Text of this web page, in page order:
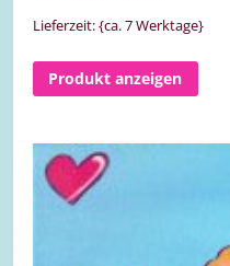
Lieferzeit: {ca. 7 Werktage}
Produkt anzeigen